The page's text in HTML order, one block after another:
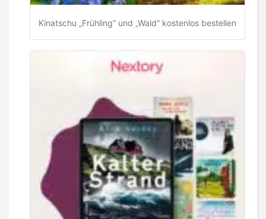
Kinatschu „Frühling“ und „Wald“ kostenlos bestellen